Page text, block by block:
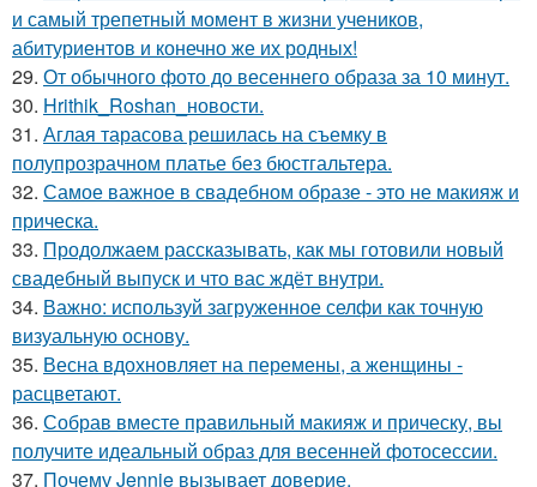
и самый трепетный момент в жизни учеников,
абитуриентов и конечно же их родных!
29. От обычного фото до весеннего образа за 10 минут.
30. Hrithik_Roshan_новости.
31. Аглая тарасова решилась на съемку в
полупрозрачном платье без бюстгальтера.
32. Самое важное в свадебном образе - это не макияж и
прическа.
33. Продолжаем рассказывать, как мы готовили новый
свадебный выпуск и что вас ждёт внутри.
34. Важно: используй загруженное селфи как точную
визуальную основу.
35. Весна вдохновляет на перемены, а женщины -
расцветают.
36. Собрав вместе правильный макияж и прическу, вы
получите идеальный образ для весенней фотосессии.
37. Почему Jennie вызывает доверие.